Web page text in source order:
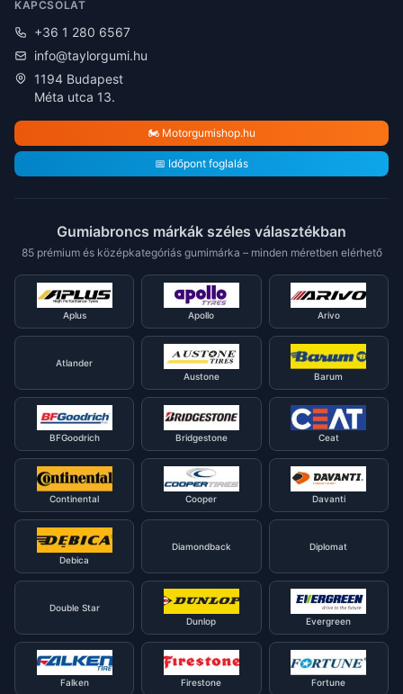
KAPCSOLAT
+36 1 280 6567
info@taylorgumi.hu
1194 Budapest
Méta utca 13.
🏍️ Motorgumishop.hu
📅 Időpont foglalás
Gumiabroncs márkák széles választékban
85 prémium és középkategóriás gumimárka – minden méretben elérhető
Aplus Apollo Arivo
Atlander
Austone
Barum
BFGoodrich Bridgestone Ceat
Continental Cooper Davanti
Debica
Diamondback Diplomat
Double Star
Dunlop
Evergreen
Falken Firestone Fortune